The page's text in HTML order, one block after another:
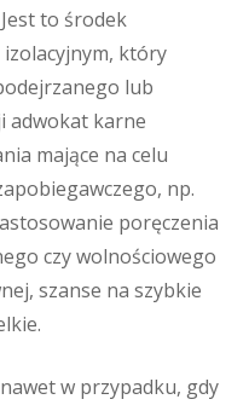
to środek
który
lub
adwokat karne
mające na celu
np.
poręczenia
czy wolnościowego
szanse na szybkie
w przypadku, gdy